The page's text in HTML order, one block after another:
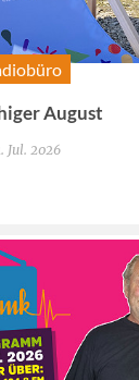
August
Jul. 2026